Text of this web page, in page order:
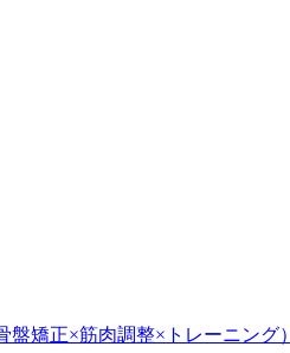
矯正×筋肉調整×トレーニング）